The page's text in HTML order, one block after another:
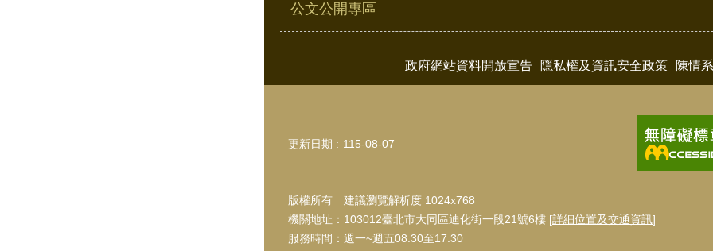
公文公開專區
政府網站資料開放宣告 隱私權及資訊安全政策 陳情
更新日期 115-08-07
版權所有 建議瀏覽解析度 1024x768
機關地址：103012臺北市大同區迪化街一段21號6樓 [詳細位置及交通資訊]
服務時間：週一~週五08:30至17:30